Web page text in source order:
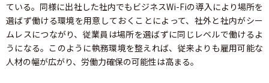
ている。同様に出社した社内でもビジネスWi-Fiの導入により場所を
選ばず働ける環境を用意しておくことによって、社外と社内がシー
ムレスにつながり、従業員は場所を選ばずに同じレベルで働けるよ
うになる。このように執務環境を整えれば、従来よりも雇用可能な
人材の幅が広がり、労働力確保の可能性は高まる。